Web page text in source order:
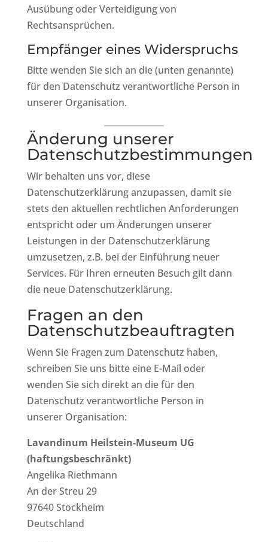
Ausübung oder Verteidigung von
Rechtsansprüchen.
Empfänger eines Widerspruchs
Bitte wenden Sie sich an die (unten genannte)
für den Datenschutz verantwortliche Person in
unserer Organisation.
Änderung unserer
Datenschutzbestimmungen
Wir behalten uns vor, diese
Datenschutzerklärung anzupassen, damit sie
stets den aktuellen rechtlichen Anforderungen
entspricht oder um Änderungen unserer
Leistungen in der Datenschutzerklärung
umzusetzen, z.B. bei der Einführung neuer
Services. Für Ihren erneuten Besuch gilt dann
die neue Datenschutzerklärung.
Fragen an den
Datenschutzbeauftragten
Wenn Sie Fragen zum Datenschutz haben,
schreiben Sie uns bitte eine E-Mail oder
wenden Sie sich direkt an die für den
Datenschutz verantwortliche Person in
unserer Organisation:
Lavandinum Heilstein-Museum UG
(haftungsbeschränkt)
Angelika Riethmann
An der Streu 29
97640 Stockheim
Deutschland